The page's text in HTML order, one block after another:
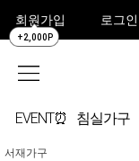
회원가입
+2,000P
로그인
EVENT⏰ 침실가구
서재가구